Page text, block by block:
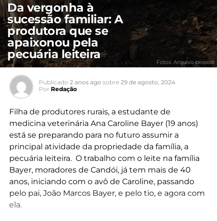
Da vergonha à
sucessão familiar: A
produtora que se
apaixonou pela
pecuária leiteira
Fotos: Arquivo pessoal
Publicado 2 anos ago sobre 29 de agosto, 2024
Por Redação
Filha de produtores rurais, a estudante de
medicina veterinária Ana Caroline Bayer (19 anos)
está se preparando para no futuro assumir a
principal atividade da propriedade da família, a
pecuária leiteira. O trabalho com o leite na família
Bayer, moradores de Candói, já tem mais de 40
anos, iniciando com o avô de Caroline, passando
pelo pai, João Marcos Bayer, e pelo tio, e agora com
ela.